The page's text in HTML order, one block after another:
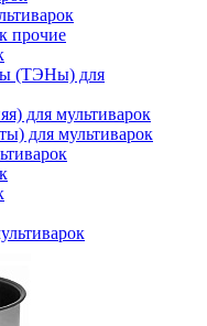
прочие
(ТЭНы) для
для мультиварок
для мультиварок